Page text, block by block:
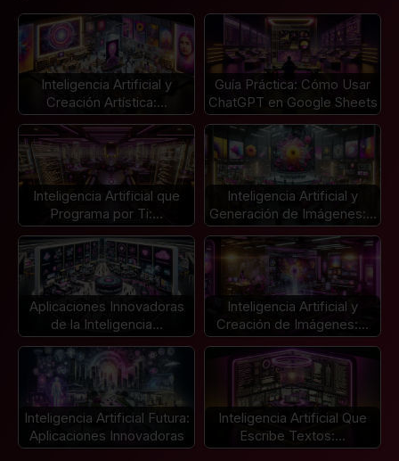
Inteligencia Artificial y
Creación Artística:…
Guía Práctica: Cómo Usar
ChatGPT en Google Sheets
Inteligencia Artificial que
Programa por Ti:…
Inteligencia Artificial y
Generación de Imágenes:…
Aplicaciones Innovadoras
de la Inteligencia…
Inteligencia Artificial y
Creación de Imágenes:…
Inteligencia Artificial Futura:
Aplicaciones Innovadoras
Inteligencia Artificial Que
Escribe Textos:…